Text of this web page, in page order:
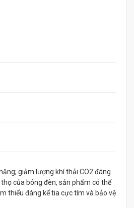
giảm lượng khí thải CO2 đáng
thọ của bóng đèn, sản phẩm có thể
thiểu đáng kể tia cực tím và bảo vệ